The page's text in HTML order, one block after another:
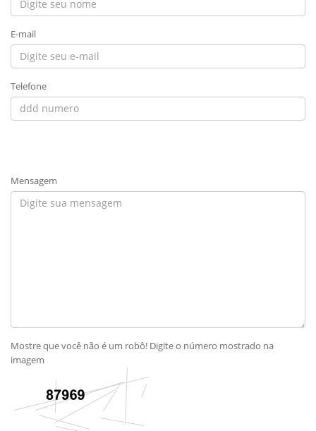
E-mail
Telefone
Mensagem
Mostre que você não é um robô! Digite o número mostrado na
imagem